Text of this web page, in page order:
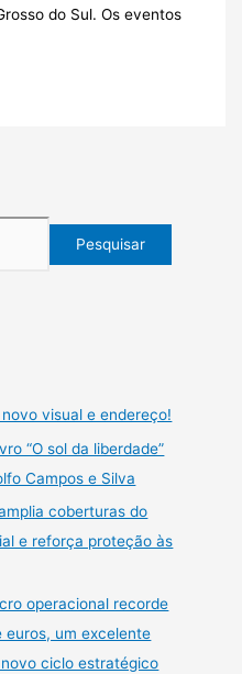
do Sul. Os eventos
Pesquisar
visual e endereço!
“O sol da liberdade”
Campos e Silva
coberturas do
e reforça proteção às
operacional recorde
euros, um excelente
ciclo estratégico